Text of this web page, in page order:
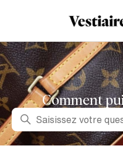
Comment
Recherche